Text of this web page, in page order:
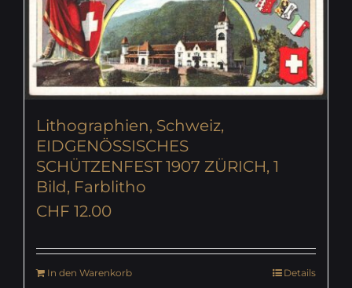
Lithographien, Schweiz,
EIDGENÖSSISCHES
SCHÜTZENFEST 1907 ZÜRICH, 1
Bild, Farblitho
CHF 12.00
In den Warenkorb
Details